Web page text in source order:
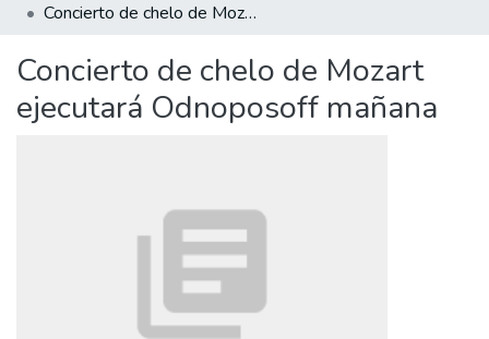
Statistics
Concierto de chelo de Mozart ejecutará Odnoposoff mañana
Concierto de chelo de Mozart
ejecutará Odnoposoff mañana